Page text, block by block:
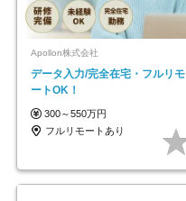
Apollon株式会社
データ入力/完全在宅・フルリモ
ートOK！
300～550万円
フルリモートあり